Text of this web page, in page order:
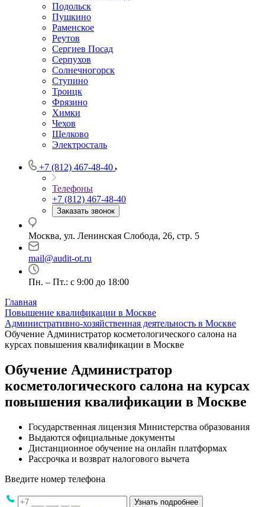
Подольск
Пушкино
Раменское
Реутов
Сергиев Посад
Серпухов
Солнечногорск
Ступино
Троицк
Фрязино
Химки
Чехов
Щелково
Электросталь
+7 (812) 467-48-40
Телефоны
+7 (812) 467-48-40
Заказать звонок
Москва, ул. Ленинская Слобода, 26, стр. 5
mail@audit-ot.ru
Пн. – Пт.: с 9:00 до 18:00
Главная
Повышение квалификации в Москве
Административно-хозяйственная деятельность в Москве
Обучение Администратор косметологического салона на
курсах повышения квалификации в Москве
Обучение Администратор
косметологического салона на курсах
повышения квалификации в Москве
Государственная лицензия Министерства образования
Выдаются официальные документы
Дистанционное обучение на онлайн платформах
Рассрочка и возврат налогового вычета
Введите номер телефона
Узнать подробнее